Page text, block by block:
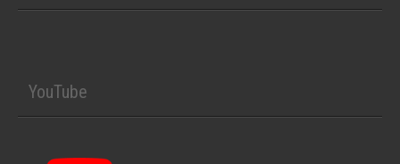
YouTube